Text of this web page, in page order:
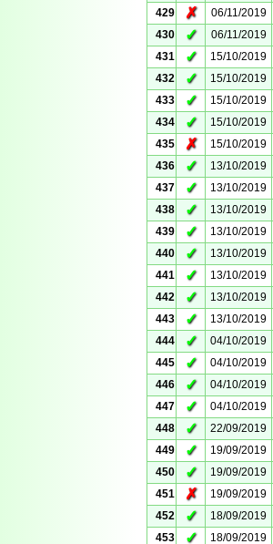
429 ✗ 06/11/2019
430
✓ 06/11/2019
431
✓ 15/10/2019
432
✓ 15/10/2019
433
✓ 15/10/2019
434
✓ 15/10/2019
435
✗ 15/10/2019
436
✓ 13/10/2019
437
✓ 13/10/2019
438
✓ 13/10/2019
439
✓ 13/10/2019
440
✓ 13/10/2019
441
✓ 13/10/2019
442
✓ 13/10/2019
443
✓ 13/10/2019
444
✓ 04/10/2019
445
✓ 04/10/2019
446
✓ 04/10/2019
447
✓ 04/10/2019
448
✓ 22/09/2019
449
✓ 19/09/2019
450
✓ 19/09/2019
451
✗ 19/09/2019
452
✓ 18/09/2019
453
✓ 18/09/2019